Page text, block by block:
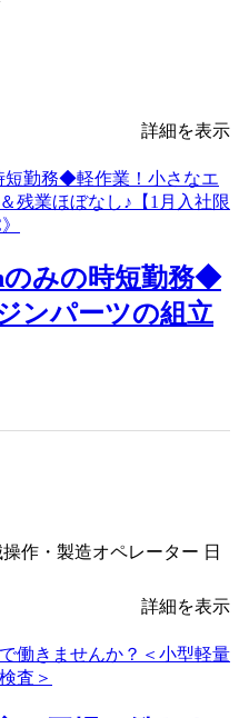
詳細を表示
みの時短勤務◆
ンパーツの組立
作・製造オペレーター 日
詳細を表示